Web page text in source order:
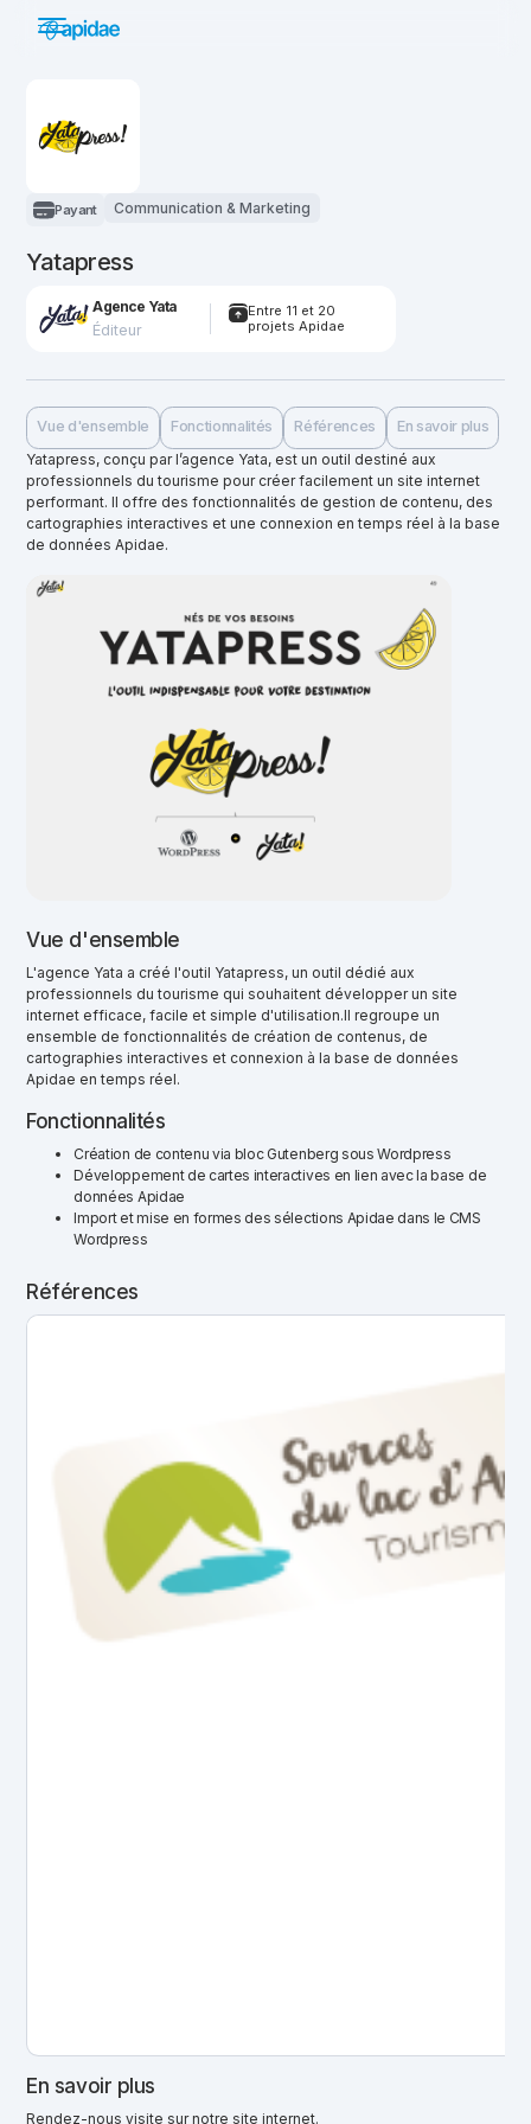
Payant Communication & Marketing
Yatapress
Agence Yata
Éditeur
Entre 11 et 20
projets Apidae
Vue d'ensemble Fonctionnalités Références
En savoir plus
Yatapress, conçu par l’agence Yata, est un outil destiné aux
professionnels du tourisme pour créer facilement un site internet
performant. Il offre des fonctionnalités de gestion de contenu, des
cartographies interactives et une connexion en temps réel à la base
de données Apidae.
Vue d'ensemble
L'agence Yata a créé l'outil Yatapress, un outil dédié aux
professionnels du tourisme qui souhaitent développer un site
internet efficace, facile et simple d'utilisation.Il regroupe un
ensemble de fonctionnalités de création de contenus, de
cartographies interactives et connexion à la base de données
Apidae en temps réel.
Fonctionnalités
Création de contenu via bloc Gutenberg sous Wordpress
Développement de cartes interactives en lien avec la base de
données Apidae
Import et mise en formes des sélections Apidae dans le CMS
Wordpress
Références
En savoir plus
Rendez-nous visite sur notre site internet.